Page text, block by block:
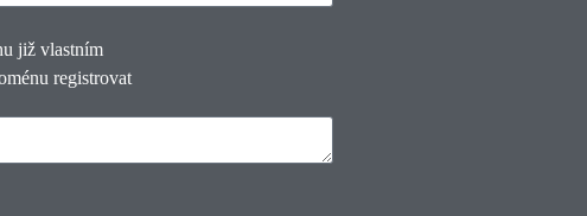
již vlastním
registrovat